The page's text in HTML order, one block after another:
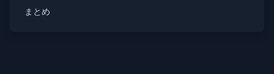
まとめ